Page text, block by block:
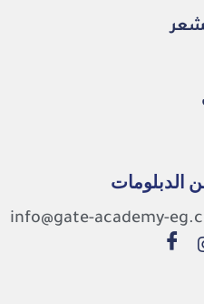
الدبلومات
info@gate-academy-